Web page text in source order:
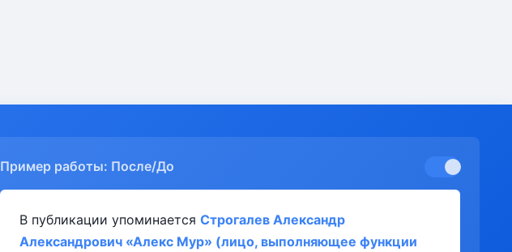
Пример работы: После/До
В публикации упоминается Строгалев Александр
Александрович «Алекс Мур» (лицо, выполняющее функции